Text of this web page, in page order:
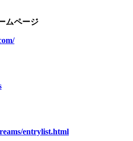
ムページ
entrylist.html